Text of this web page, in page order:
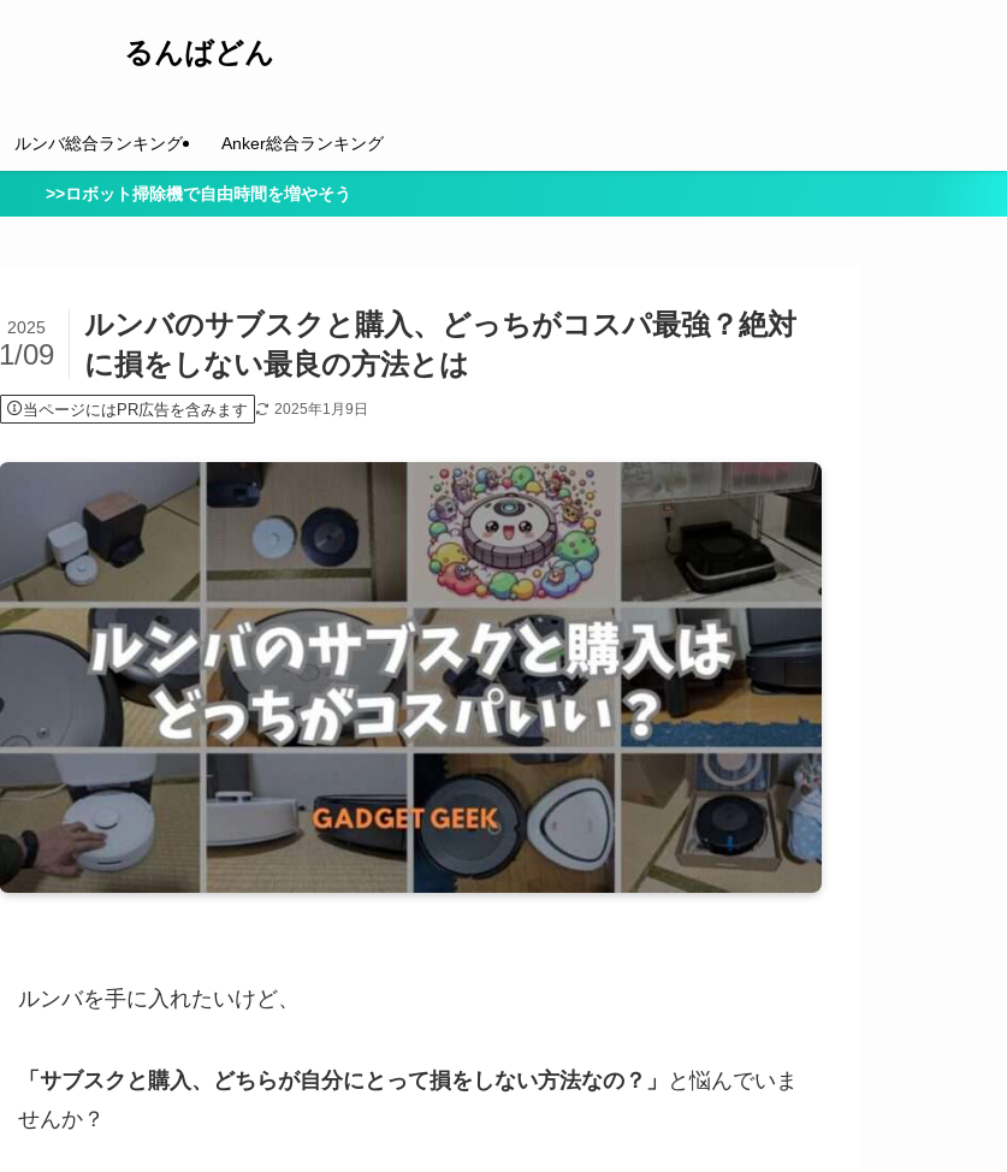
るんばどん
ルンバ総合ランキング Anker総合ランキング
>>ロボット掃除機で自由時間を増やそう
ルンバのサブスクと購入、どっちがコスパ最強？絶対
に損をしない最良の方法とは
2025
1/09
当ページにはPR広告を含みます 2025年1月9日
ルンバを手に入れたいけど、
「サブスクと購入、どちらが自分にとって損をしない方法なの？」
と悩んでいま
せんか？